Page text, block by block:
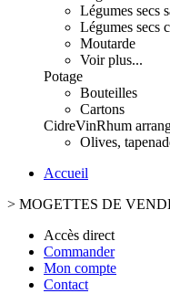
Légumes secs
Légumes secs
Moutarde
Voir plus...
Potage
Bouteilles
Cartons
CidreVinRhum
Olives,
Accueil
> MOGETTES DE
Accès direct
Commander
Mon compte
Contact